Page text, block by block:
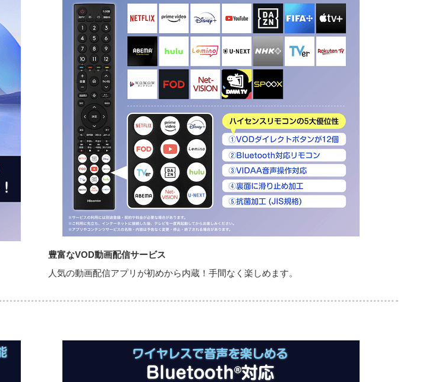
豊富なVOD動画配信サービス
人気の動画配信アプリが初めから内蔵！手間なく楽しめます。